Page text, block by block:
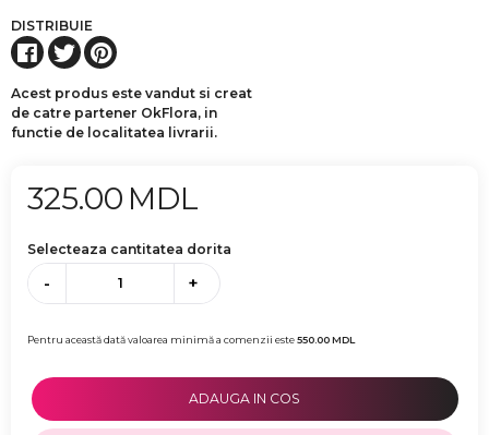
DISTRIBUIE
Acest produs este vandut si creat
de catre partener OkFlora, in
functie de localitatea livrarii.
325.00 MDL
Selecteaza cantitatea dorita
- +
Pentru această dată valoarea minimă a comenzii este550.00MDL
ADAUGA IN COS